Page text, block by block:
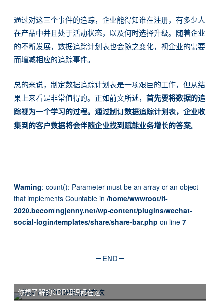
通过对这三个事件的追踪，企业能得知谁在注册，有多少人
在产品中并且处于活动状态，以及何时选择升级。随着企业
的不断发展，数据追踪计划表也会随之变化，视企业的需要
而增减相应的追踪事件。
总的来说，制定数据追踪计划表是一项艰巨的工作，但从结
果上来看是非常值得的。正如前文所述， 首先要将数据的追
踪视为一个学习的过程。通过制订数据追踪计划表，企业收
集到的客户数据将会伴随企业找到赋能业务增长的答案。
Warning: count(): Parameter must be an array or an object
that implements Countable in /home/wwwroot/lf-
2020.becomingjenny.net/wp-content/plugins/wechat-
social-login/templates/share/share-bar.php on line 7
－END－
你想了解的CDP知识都在这